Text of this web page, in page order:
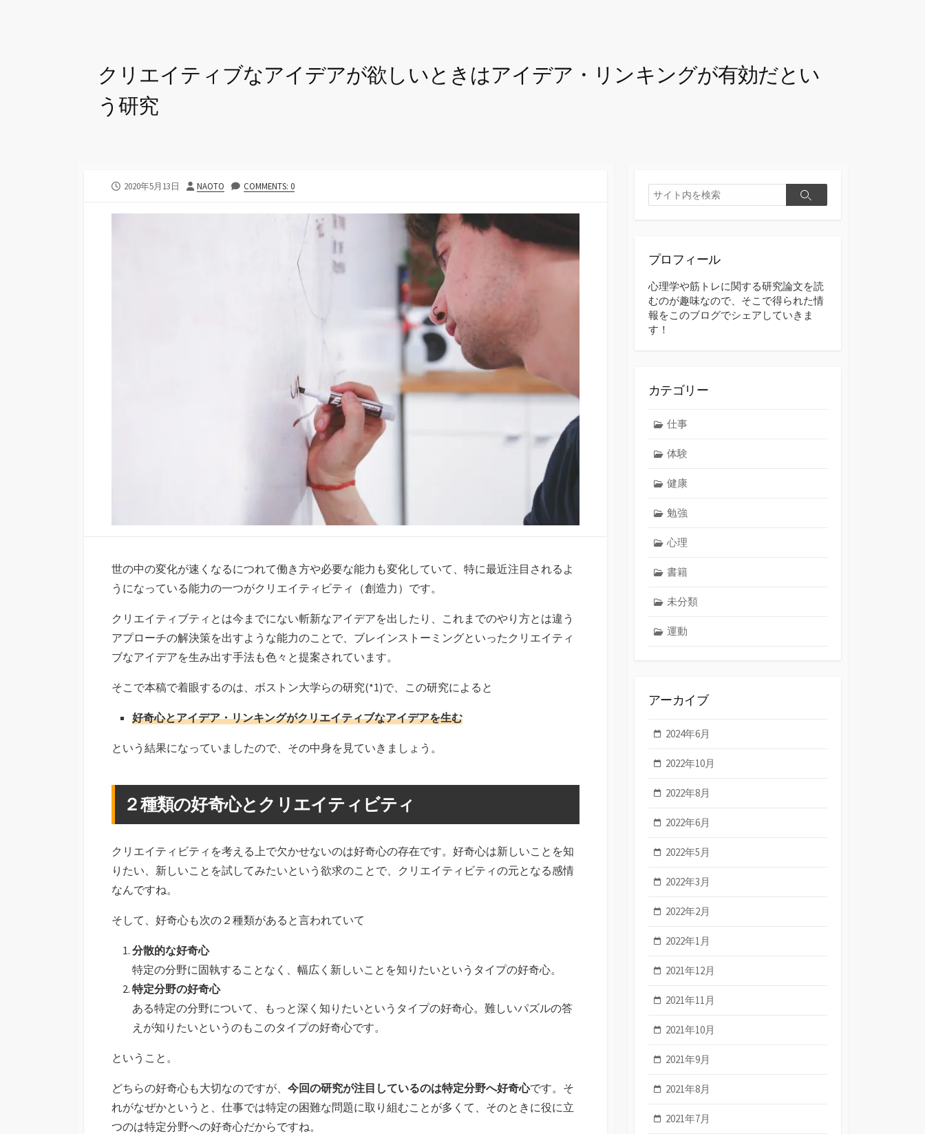
クリエイティブなアイデアが欲しいときはアイデア・リンキングが有効だとい
う研究
公
日
2020年5月13日
投
NAOTO COMMENTS: 0
世の中の変化が速くなるにつれて働き方や必要な能力も変化していて、特に最近注目されるよ
うになっている能力の一つがクリエイティビティ（創造力）です。
クリエイティブティとは今までにない斬新なアイデアを出したり、これまでのやり方とは違う
アプローチの解決策を出すような能力のことで、ブレインストーミングといったクリエイティ
ブなアイデアを生み出す手法も色々と提案されています。
そこで本稿で着眼するのは、ボストン大学らの研究(*1)で、この研究によると
好奇心とアイデア・リンキングがクリエイティブなアイデアを生む
という結果になっていましたので、その中身を見ていきましょう。
２種類の好奇心とクリエイティビティ
クリエイティビティを考える上で欠かせないのは好奇心の存在です。好奇心は新しいことを知
りたい、新しいことを試してみたいという欲求のことで、クリエイティビティの元となる感情
なんですね。
そして、好奇心も次の２種類があると言われていて
分散的な好奇心
特定の分野に固執することなく、幅広く新しいことを知りたいというタイプの好奇心。
特定分野の好奇心
ある特定の分野について、もっと深く知りたいというタイプの好奇心。難しいパズルの答
えが知りたいというのもこのタイプの好奇心です。
ということ。
どちらの好奇心も大切なのですが、 今回の研究が注目しているのは特定分野へ好奇心です。そ
れがなぜかというと、仕事では特定の困難な問題に取り組むことが多くて、そのときに役に立
つのは特定分野への好奇心だからですね。
検
索
検
プロフィール
心理学や筋トレに関する研究論文を読
むのが趣味なので、そこで得られた情
報をこのブログでシェアしていきま
す！
カテゴリー
仕事
体験
健康
勉強
心理
書籍
未分類
運動
アーカイブ
2024年6月
2022年10月
2022年8月
2022年6月
2022年5月
2022年3月
2022年2月
2022年1月
2021年12月
2021年11月
2021年10月
2021年9月
2021年8月
2021年7月